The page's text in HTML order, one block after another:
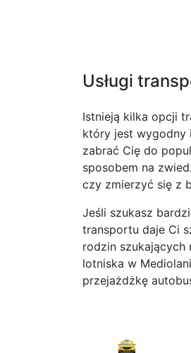
Usługi
Istnieją kilka opcji
który jest wygodny
zabrać Cię do
sposobem na
czy zmierzyć się z
Jeśli szukasz
transportu daje Ci
rodzin szukających
lotniska w
przejażdżkę